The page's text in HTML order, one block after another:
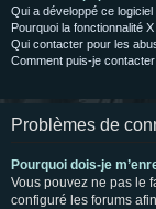
Qui a développé ce
Pourquoi la fonctionnalité
Qui contacter pour les
Comment puis-je
Problèmes de
Pourquoi dois-je
Vous pouvez ne pas le
configuré les forums